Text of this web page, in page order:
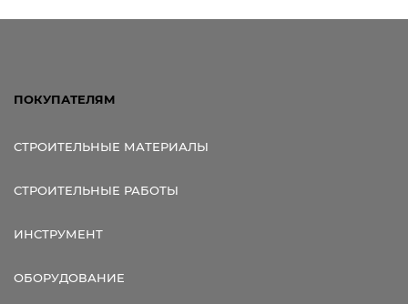
ПОКУПАТЕЛЯМ
СТРОИТЕЛЬНЫЕ МАТЕРИАЛЫ
СТРОИТЕЛЬНЫЕ РАБОТЫ
ИНСТРУМЕНТ
ОБОРУДОВАНИЕ